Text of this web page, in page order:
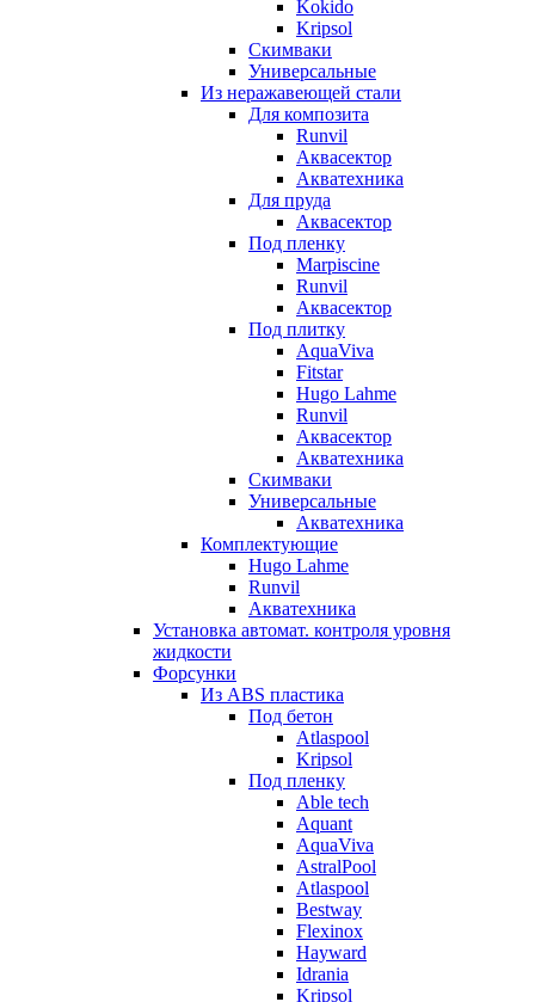
Kokido
Kripsol
Скимваки
Универсальные
Из неражавеющей стали
Для композита
Runvil
Аквасектор
Акватехника
Для пруда
Аквасектор
Под пленку
Marpiscine
Runvil
Аквасектор
Под плитку
AquaViva
Fitstar
Hugo Lahme
Runvil
Аквасектор
Акватехника
Скимваки
Универсальные
Акватехника
Комплектующие
Hugo Lahme
Runvil
Акватехника
Установка автомат. контроля уровня
жидкости
Форсунки
Из ABS пластика
Под бетон
Atlaspool
Kripsol
Под пленку
Able tech
Aquant
AquaViva
AstralPool
Atlaspool
Bestway
Flexinox
Hayward
Idrania
Kripsol